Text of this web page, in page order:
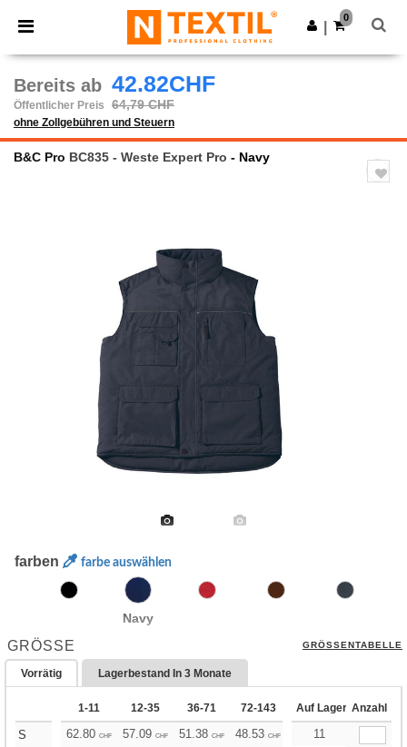
× Ntextil App
Bessere Preise in der App!
App holen
0
Bereits ab 42.82CHF
Öffentlicher Preis 64,79 CHF
ohne Zollgebühren und Steuern
B&C Pro BC835 - Weste Expert Pro - Navy
farben farbe auswählen
Navy
GRÖSSE GRÖSSENTABELLE
Vorrätig Lagerbestand In 3 Monate
1-11 12-35 36-71 72-143 144-287 288 +
Auf Lager Anzahl
S 62.80 CHF 57.09 CHF 51.38 CHF 48.53 CHF 45.6811